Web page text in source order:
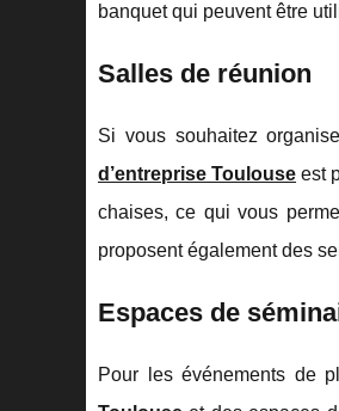
banquet qui peuvent être
Salles de réunion
Si vous souhaitez
d’entreprise Toulouse est
chaises, ce qui vous
proposent également des
Espaces de
Pour les événements de